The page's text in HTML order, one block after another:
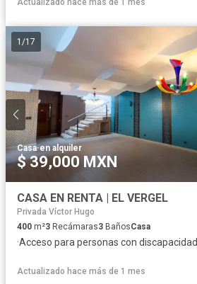
Actualizado hace más de 1 mes
1 /17
Casa·en alquiler
$ 39,000 MXN
CASA EN RENTA | EL VERGEL
Privada Víctor Hugo
400 m²3 Recámaras3 BañosCasa
·Acceso para personas con discapacidad
Actualizado hace más de 1 mes